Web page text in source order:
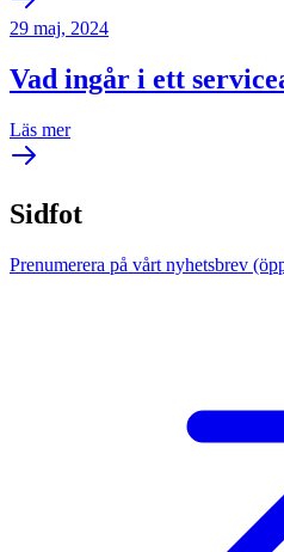
29 maj, 2024
Vad ingår i ett
Läs mer
Sidfot
Prenumerera på vårt nyhetsbrev